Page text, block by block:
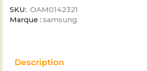
SKU: OAM0142321
Marque : samsung
Description